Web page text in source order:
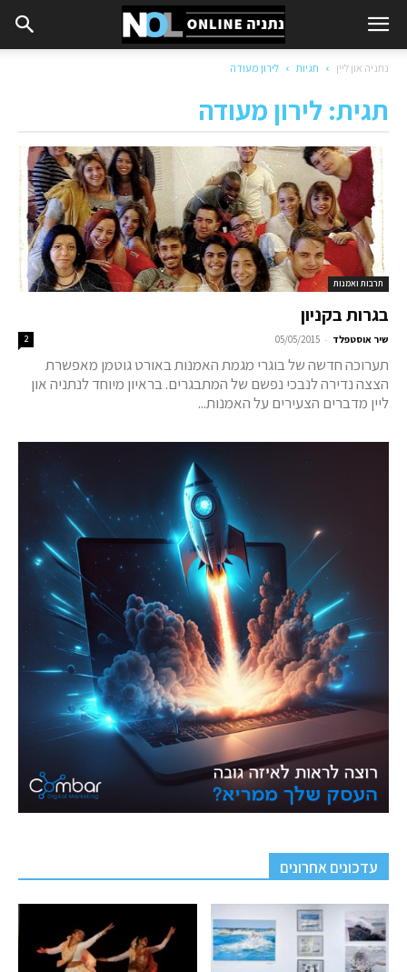
נתניה און ליין תגיות לירון מעודה
תגית: לירון מעודה
תרבות ואמנות
בגרות בקניון
שיר אוסטפלד -
05/05/2015
2
תערוכה חדשה של בוגרי מגמת האמנות באורט גוטמן מאפשרת
הצצה נדירה לנבכי נפשם של המתבגרים. בראיון מיוחד לנתניה און
ליין מדברים הצעירים על האמנות...
עדכונים אחרונים